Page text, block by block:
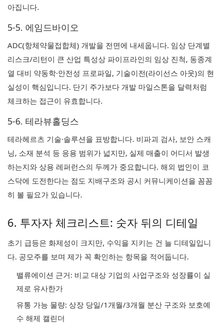
아집니다.
5-5. 에임드바이오
ADC(항체약물접합체) 개발을 전면에 내세웁니다. 임상 단계별
리스크/리턴이 큰 산업 특성상 파이프라인의 임상 진척, 동종계
열 대비 약동학·안전성 프로파일, 기술이전(라이선스 아웃)의 현
실성이 핵심입니다. 단기 주가보다 개발 마일스톤을 달력처럼
체크하는 접근이 유효합니다.
5-6. 테라뷰홀딩스
테라헤르츠 기술·솔루션을 표방합니다. 비파괴 검사, 보안 스캐
닝, 소재 분석 등 응용 범위가 넓지만, 실제 매출이 어디서 발생
하는지와 상용 레퍼런스의 두께가 중요합니다. 해외 법인이 코
스닥에 도전한다는 점도 지배구조와 공시 커뮤니케이션을 꼼꼼
히 볼 필요가 있습니다.
6. 투자자 체크리스트: 숫자 뒤의 디테일
초기 급등은 화제성이 크지만, 수익을 지키는 건 늘 디테일입니
다. 공모주를 보며 제가 꼭 확인하는 항목을 적어둡니다.
밸류에이션 근거: 비교 대상 기업의 사업구조와 성장률이 실
제로 유사한가
유통 가능 물량: 상장 당일/1개월/3개월 분산 구조와 보호예
수 해제 캘린더